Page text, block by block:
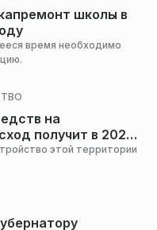
школы в
время необходимо
на
получит в 2024
этой территории